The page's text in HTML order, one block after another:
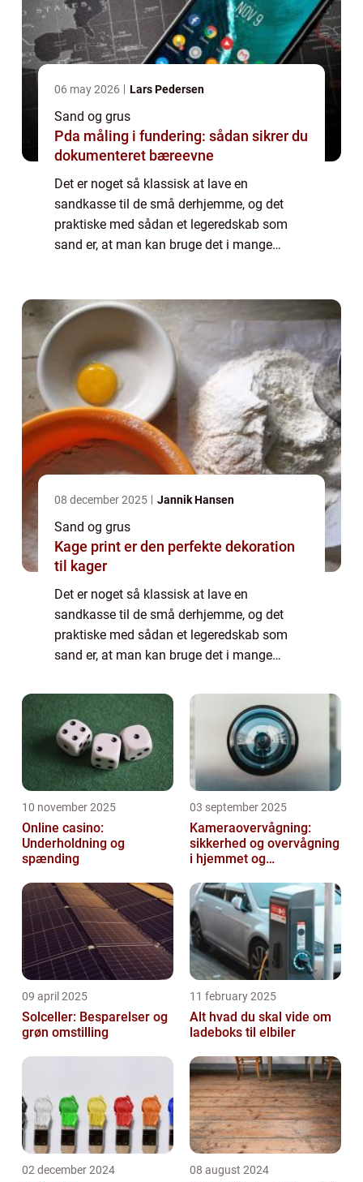
06 may 2026 Lars Pedersen
Sand og grus
Pda måling i fundering: sådan sikrer du
dokumenteret bæreevne
Det er noget så klassisk at lave en
sandkasse til de små derhjemme, og det
praktiske med sådan et legeredskab som
sand er, at man kan bruge det i mange
08 december 2025 Jannik Hansen
Sand og grus
Kage print er den perfekte dekoration
til kager
Det er noget så klassisk at lave en
sandkasse til de små derhjemme, og det
praktiske med sådan et legeredskab som
sand er, at man kan bruge det i mange
lave sandslotte med spande, til a...
10 november 2025
Online casino:
Underholdning og
spænding
03 september 2025
Kameraovervågning:
sikkerhed og overvågning
i hjemmet og
09 april 2025
Solceller: Besparelser og
grøn omstilling
11 february 2025
Alt hvad du skal vide om
ladeboks til elbiler
02 december 2024 08 august 2024